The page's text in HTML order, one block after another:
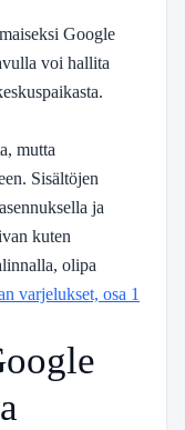
Google
voi hallita
mutta
Sisältöjen
ja
kuten
olipa
varjelukset, osa 1